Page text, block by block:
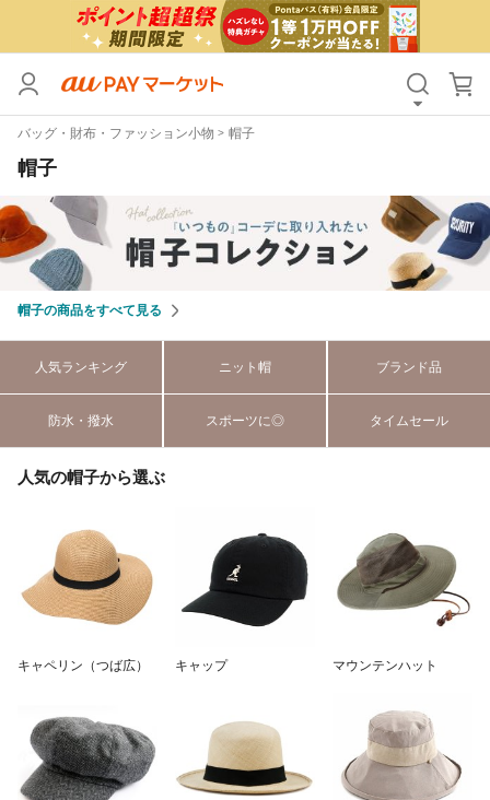
バッグ・財布・ファッション小物 帽子
帽子
帽子の商品をすべて見る
人気ランキング ニット帽 ブランド品
防水・撥水 スポーツに◎ タイムセール
人気の帽子から選ぶ
キャペリン（つば広） キャップ マウンテンハット
カテゴリ すべて
価格
支払い方法 すべて
その他の条件
送料無料
サンキュー配送対象 レビューキャンペーン
キーワード
除外ワード